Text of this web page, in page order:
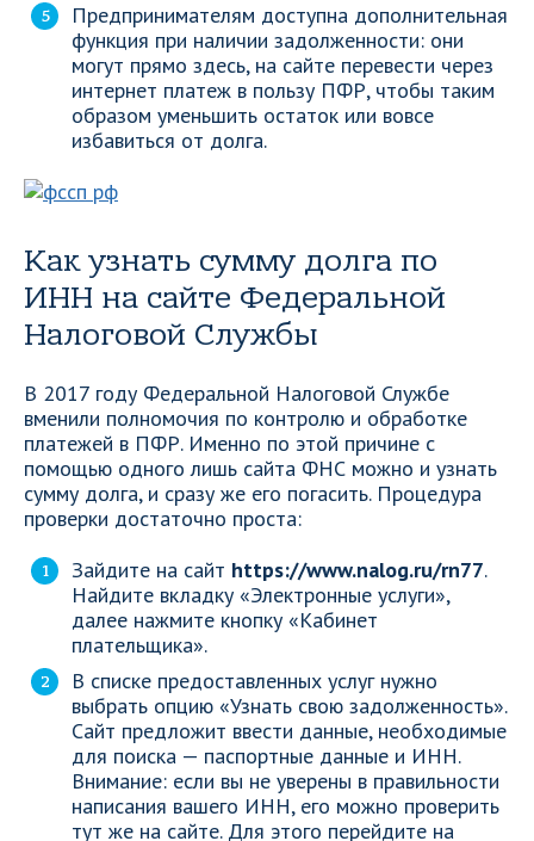
Предпринимателям доступна дополнительная
функция при наличии задолженности: они
могут прямо здесь, на сайте перевести через
интернет платеж в пользу ПФР, чтобы таким
образом уменьшить остаток или вовсе
избавиться от долга.
Как узнать сумму долга по
ИНН на сайте Федеральной
Налоговой Службы
В 2017 году Федеральной Налоговой Службе
вменили полномочия по контролю и обработке
платежей в ПФР. Именно по этой причине с
помощью одного лишь сайта ФНС можно и узнать
сумму долга, и сразу же его погасить. Процедура
проверки достаточно проста:
Зайдите на сайт https://www.nalog.ru/rn77.
Найдите вкладку «Электронные услуги»,
далее нажмите кнопку «Кабинет
плательщика».
В списке предоставленных услуг нужно
выбрать опцию «Узнать свою задолженность».
Сайт предложит ввести данные, необходимые
для поиска — паспортные данные и ИНН.
Внимание: если вы не уверены в правильности
написания вашего ИНН, его можно проверить
тут же на сайте. Для этого перейдите на